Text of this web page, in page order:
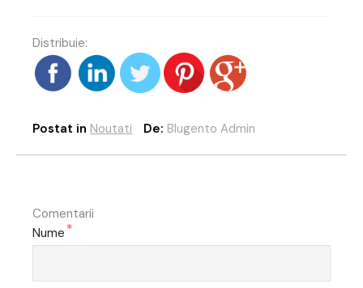
Distribuie:
Postat in Noutati De: Blugento Admin
Comentarii
Nume *